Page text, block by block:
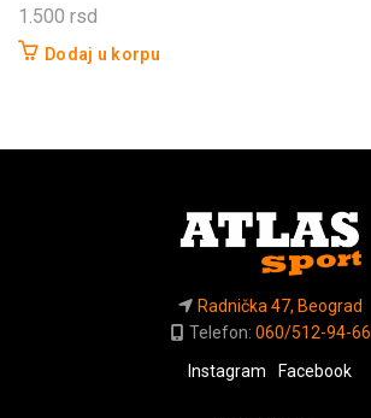
1.500 rsd
Dodaj u korpu
Radnička 47, Beograd
Telefon: 060/512-94-66
Instagram
Facebook